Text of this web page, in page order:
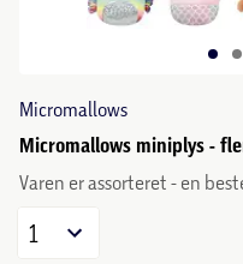
Micromallows
Micromallows miniplys -
Varen er assorteret - en
1